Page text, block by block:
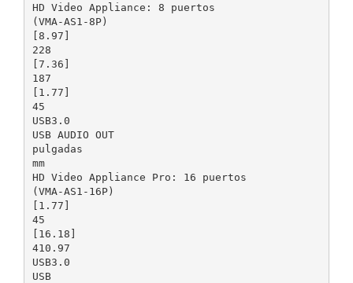
HD Video Appliance: 8 puertos
(VMA-AS1-8P)
[8.97]
228
[7.36]
187
[1.77]
45
USB3.0
USB AUDIO OUT
pulgadas
mm
HD Video Appliance Pro: 16 puertos
(VMA-AS1-16P)
[1.77]
45
[16.18]
410.97
USB3.0
USB